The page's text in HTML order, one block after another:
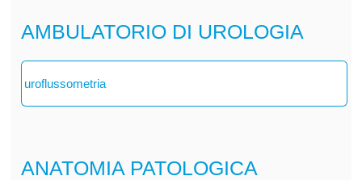
AMBULATORIO DI UROLOGIA
uroflussometria
ANATOMIA PATOLOGICA